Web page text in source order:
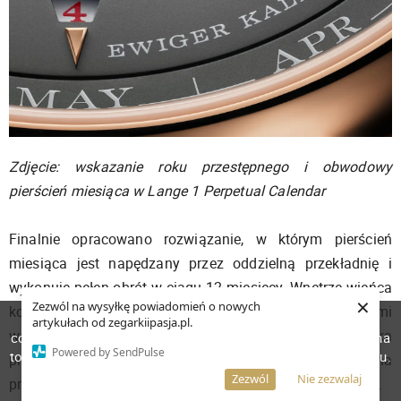
Zezwól na wysyłkę powiadomień o nowych
artykułach od zegarkiipasja.pl.
Powered by SendPulse
Nie zezwalaj
Zezwól
×
Zdjęcie: wskazanie roku przestępnego i obwodowy
pierścień miesiąca w Lange 1 Perpetual Calendar
Finalnie opracowano rozwiązanie, w którym pierścień
miesiąca jest napędzany przez oddzielną przekładnię i
wykonuje pełen obrót w ciągu 12 miesięcy. Wnętrze wieńca
koła zębatego ma obwodowy kontur z falistymi
wgłębieniami. Dociskana sprężyną dźwignia próbnika
przesuwa się wzdłuż tego konturu i jest odchylona
proporcjonalnie do głębokości odpowiedniego wgłębienia.
W celu poprawienia jakości usług korzystamy z plików
cookies. Pozostanie na stronie oznacza, iż wyrażasz zgodę na
to, że pliki cookies będą przechowywane w Twoim urządzeniu.
Więcej informacji